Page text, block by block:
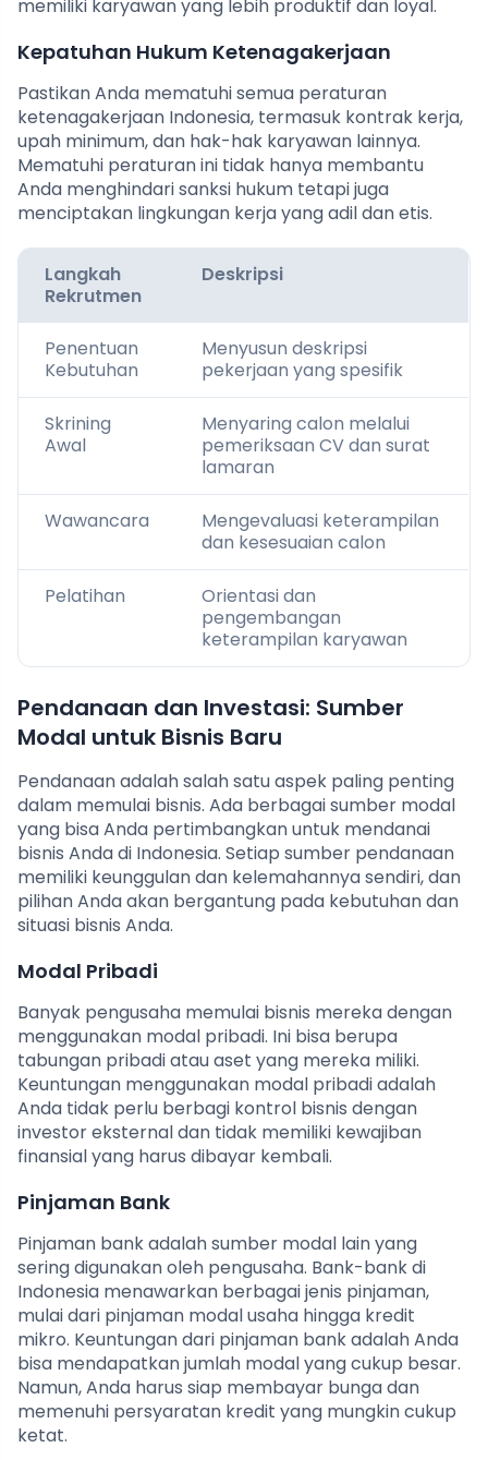
memiliki karyawan yang lebih produktif dan loyal.
Kepatuhan Hukum Ketenagakerjaan
Pastikan Anda mematuhi semua peraturan
ketenagakerjaan Indonesia, termasuk kontrak kerja,
upah minimum, dan hak-hak karyawan lainnya.
Mematuhi peraturan ini tidak hanya membantu
Anda menghindari sanksi hukum tetapi juga
menciptakan lingkungan kerja yang adil dan etis.
Langkah
Rekrutmen
Deskripsi
Penentuan
Kebutuhan
Menyusun deskripsi
pekerjaan yang spesifik
Skrining
Awal
Menyaring calon melalui
pemeriksaan CV dan surat
lamaran
Wawancara
Mengevaluasi keterampilan
dan kesesuaian calon
Pelatihan
Orientasi dan
pengembangan
keterampilan karyawan
Pendanaan dan Investasi: Sumber
Modal untuk Bisnis Baru
Pendanaan adalah salah satu aspek paling penting
dalam memulai bisnis. Ada berbagai sumber modal
yang bisa Anda pertimbangkan untuk mendanai
bisnis Anda di Indonesia. Setiap sumber pendanaan
memiliki keunggulan dan kelemahannya sendiri, dan
pilihan Anda akan bergantung pada kebutuhan dan
situasi bisnis Anda.
Modal Pribadi
Banyak pengusaha memulai bisnis mereka dengan
menggunakan modal pribadi. Ini bisa berupa
tabungan pribadi atau aset yang mereka miliki.
Keuntungan menggunakan modal pribadi adalah
Anda tidak perlu berbagi kontrol bisnis dengan
investor eksternal dan tidak memiliki kewajiban
finansial yang harus dibayar kembali.
Pinjaman Bank
Pinjaman bank adalah sumber modal lain yang
sering digunakan oleh pengusaha. Bank-bank di
Indonesia menawarkan berbagai jenis pinjaman,
mulai dari pinjaman modal usaha hingga kredit
mikro. Keuntungan dari pinjaman bank adalah Anda
bisa mendapatkan jumlah modal yang cukup besar.
Namun, Anda harus siap membayar bunga dan
memenuhi persyaratan kredit yang mungkin cukup
ketat.